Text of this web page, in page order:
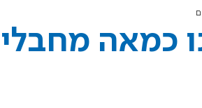
כמאה